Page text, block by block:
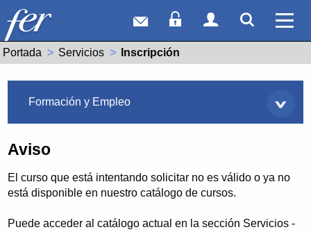
Correo webAcceso Socios
Acceso
Portada Servicios Actual:
Inscripción
Formación y Empleo
Aviso
El curso que está intentando solicitar no es válido o ya no
está disponible en nuestro catálogo de cursos.
Puede acceder al catálogo actual en la sección Servicios -